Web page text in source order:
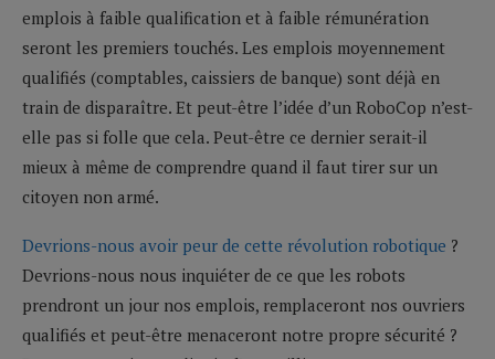
emplois à faible qualification et à faible rémunération
seront les premiers touchés. Les emplois moyennement
qualifiés (comptables, caissiers de banque) sont déjà en
train de disparaître. Et peut-être l’idée d’un RoboCop n’est-
elle pas si folle que cela. Peut-être ce dernier serait-il
mieux à même de comprendre quand il faut tirer sur un
citoyen non armé.
Devrions-nous avoir peur de cette révolution robotique ?
Devrions-nous nous inquiéter de ce que les robots
prendront un jour nos emplois, remplaceront nos ouvriers
qualifiés et peut-être menaceront notre propre sécurité ?